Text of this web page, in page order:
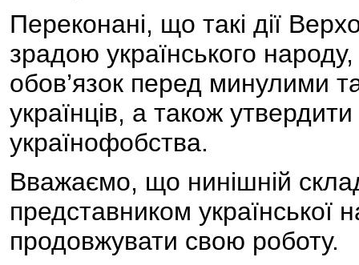
Переконані, що такі дії
зрадою українського
обов’язок перед минулими
українців, а також
українофобства.
Вважаємо, що нинішній
представником української
продовжувати свою роботу.